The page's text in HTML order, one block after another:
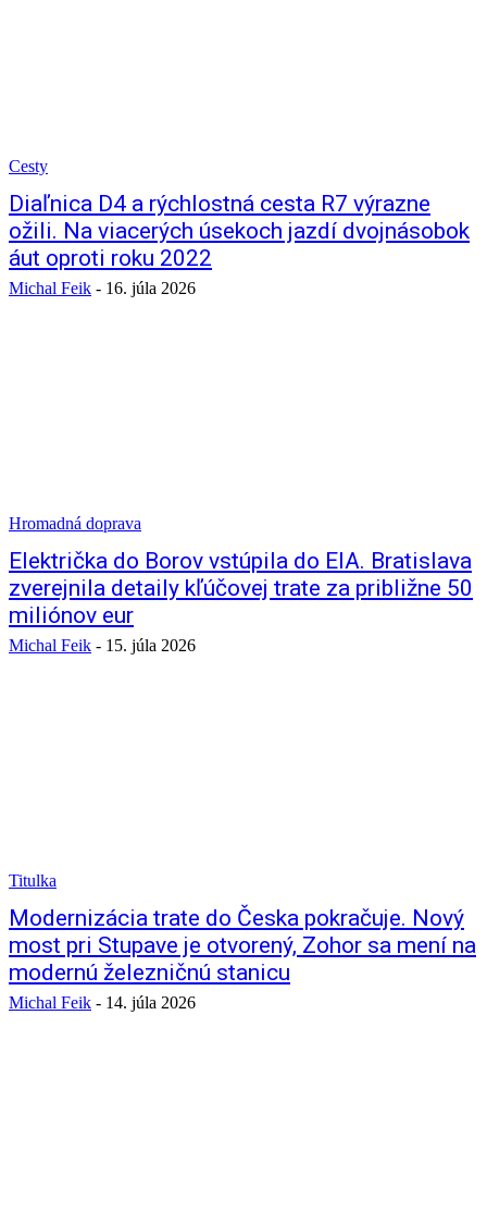
Cesty
Diaľnica D4 a rýchlostná cesta R7 výrazne
ožili. Na viacerých úsekoch jazdí dvojnásobok
áut oproti roku 2022
Michal Feik - 16. júla 2026
Hromadná doprava
Električka do Borov vstúpila do EIA. Bratislava
zverejnila detaily kľúčovej trate za približne 50
miliónov eur
Michal Feik - 15. júla 2026
Titulka
Modernizácia trate do Česka pokračuje. Nový
most pri Stupave je otvorený, Zohor sa mení na
modernú železničnú stanicu
Michal Feik - 14. júla 2026